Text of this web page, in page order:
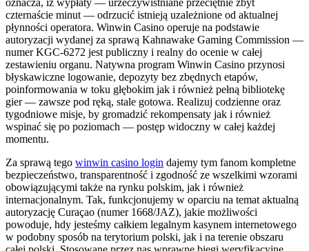
czternaście minut — odrzucić istnieją uzależnione od aktualnej
płynności operatora. Winwin Casino operuje na podstawie
autoryzacji wydanej za sprawą Kahnawake Gaming Commission —
numer KGC-6272 jest publiczny i realny do ocenie w całej
zestawieniu organu. Natywna program Winwin Casino przynosi
błyskawiczne logowanie, depozyty bez zbędnych etapów,
poinformowania w toku głębokim jak i również pełną bibliotekę
gier — zawsze pod ręką, stale gotowa. Realizuj codzienne oraz
tygodniowe misje, by gromadzić rekompensaty jak i również
wspinać się po poziomach — postęp widoczny w całej każdej
momentu.
Za sprawą tego winwin casino login dajemy tym fanom kompletne
bezpieczeństwo, transparentność i zgodność ze wszelkimi wzorami
obowiązującymi także na rynku polskim, jak i również
internacjonalnym. Tak, funkcjonujemy w oparciu na temat aktualną
autoryzację Curaçao (numer 1668/JAZ), jakie możliwości
powoduje, hdy jesteśmy całkiem legalnym kasynem internetowego
w podobny sposób na terytorium polski, jak i na terenie obszaru